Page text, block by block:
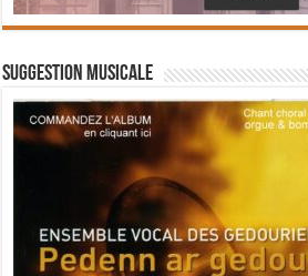
Suggestion musicale